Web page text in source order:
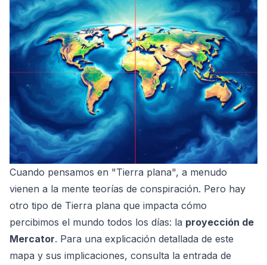
Cuando pensamos en "Tierra plana", a menudo
vienen a la mente teorías de conspiración. Pero hay
otro tipo de Tierra plana que impacta cómo
percibimos el mundo todos los días: la proyección de
Mercator. Para una explicación detallada de este
mapa y sus implicaciones, consulta la entrada de